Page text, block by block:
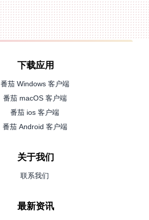
下载应用
番茄 Windows 客户端
番茄 macOS 客户端
番茄 ios 客户端
番茄 Android 客户端
关于我们
联系我们
最新资讯